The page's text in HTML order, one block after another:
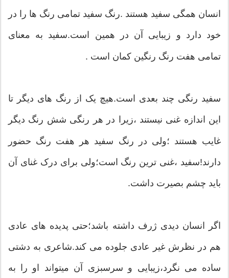
انسان همگی سفید هستند .رنگ سفید تمامی رنگ ها را در
خود دارد و زیبایی آن در همین است.سفید به معنای
تمامی هفت رنگ رنگین کمان است .
سفید رنگی چند بعدی است.هیچ یک از رنگ های دیگر تا
این اندازه غنی نیستند ،زیرا در هر رنگی شش رنگ دیگر
غایب هستند ؛ولی در رنگ سفید هر هفت رنگ حضور
دارند!سفید ،غنی ترین رنگ است؛ولی برای درک غنای آن
باید چشم بصیرت داشت.
اگر انسان دیدی ژرف داشته باشد؛حتی پدیده های عادی
هم در نظرش غیر عادی جلوده می کند.شاعری به دشتی
ساده می نگرد،زیبایی و سرسبزی آن میتواند او را به